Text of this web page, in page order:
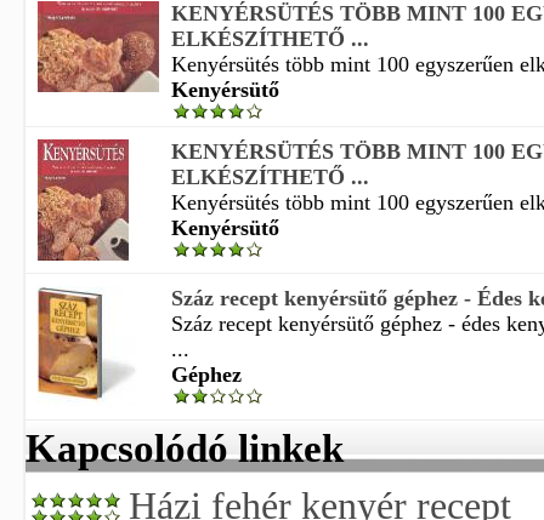
KENYÉRSÜTÉS TÖBB MINT 100
ELKÉSZÍTHETŐ ...
Kenyérsütés több mint 100 egyszerűen
Kenyérsütő
KENYÉRSÜTÉS TÖBB MINT 100
ELKÉSZÍTHETŐ ...
Kenyérsütés több mint 100 egyszerűen
Kenyérsütő
Száz recept kenyérsütő géphez - Édes
Száz recept kenyérsütő géphez - édes
...
Géphez
Kapcsolódó linkek
Házi fehér kenyér recept